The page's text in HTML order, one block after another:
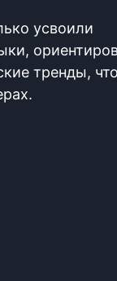
усвоили
тренды, что